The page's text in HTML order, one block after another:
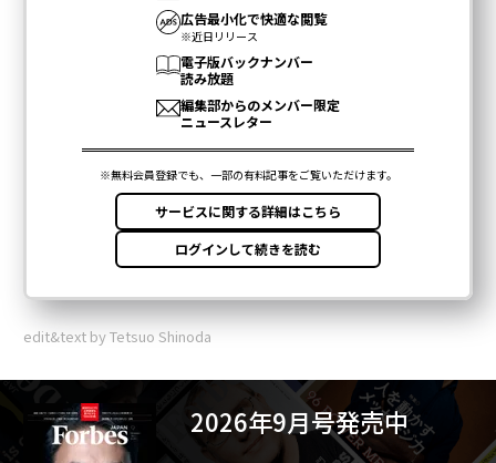
edit&text by Tetsuo Shinoda
2026年9月号発売中